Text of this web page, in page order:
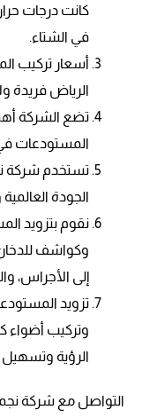
كانت درجات
في الشتاء.
أسعار تركيب
الرياض فريدة
تضع الشركة
المستودعات
تستخدم شركة
الجودة
نقوم بتزويد
وكواشف للدخان
إلى الأجراس،
تزويد
وتركيب
الرؤية وتسهيل
التواصل مع شركة